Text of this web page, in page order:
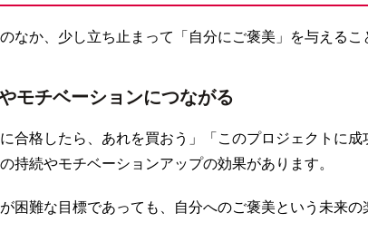
なか、少し立ち止まって「自分にご褒美」を与えるこ
モチベーションにつながる
に合格したら、あれを買おう」「このプロジェクトに
持続やモチベーションアップの効果があります。
困難な目標であっても、自分へのご褒美という未来